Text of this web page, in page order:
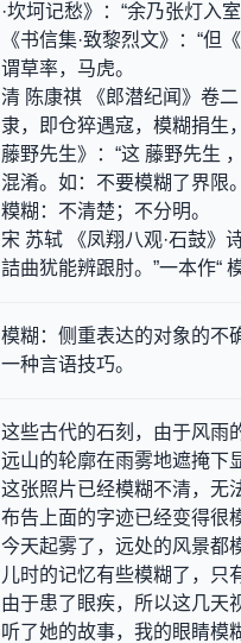
·坎坷记愁》：“余乃张灯
《书信集·致黎烈文》：“
谓草率，马虎。
清 陈康祺 《郎潜纪闻》卷
隶，即仓猝遇寇，模糊捐生
藤野先生》：“这 藤野先生
混淆。如：不要模糊了界限。
糢糊：不清楚；不分明。
宋 苏轼 《凤翔八观·石鼓》
詰曲犹能辨跟肘。”一本作“ 模
模糊：侧重表达的对象的不
一种言语技巧。
这些古代的石刻，由于风雨
远山的轮廓在雨雾地遮掩下
这张照片已经模糊不清，无
布告上面的字迹已经变得很
今天起雾了，远处的风景都
儿时的记忆有些模糊了，只
由于患了眼疾，所以这几天
听了她的故事，我的眼睛模